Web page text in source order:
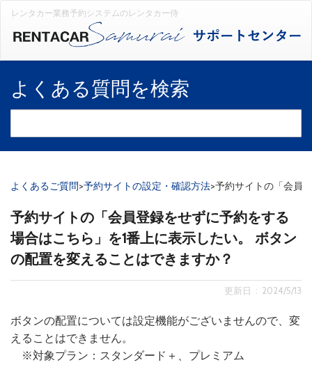
レンタカー業務予約システムのレンタカー侍
よくある質問を検索
よくあるご質問>予約サイトの設定・確認方法>予約サイトの「会員
予約サイトの「会員登録をせずに予約をする
場合はこちら」を1番上に表示したい。 ボタン
の配置を変えることはできますか？
更新日 : 2024/5/13
ボタンの配置については設定機能がございませんので、変
えることはできません。
※対象プラン：スタンダード＋、プレミアム